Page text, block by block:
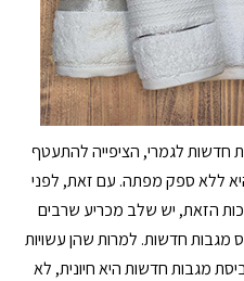
לגמרי, הציפייה להתעטף
ללא ספק מפתה. עם זאת, לפני
הזאת, יש שלב מכריע שרבים
מגבות חדשות. למרות שהן עשויות
מגבות חדשות היא חיונית, לא